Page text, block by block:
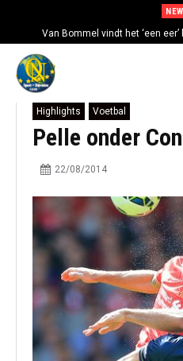
Van Bommel vindt het ‘een
Highlights Voetbal
Pelle onder
22/08/2014